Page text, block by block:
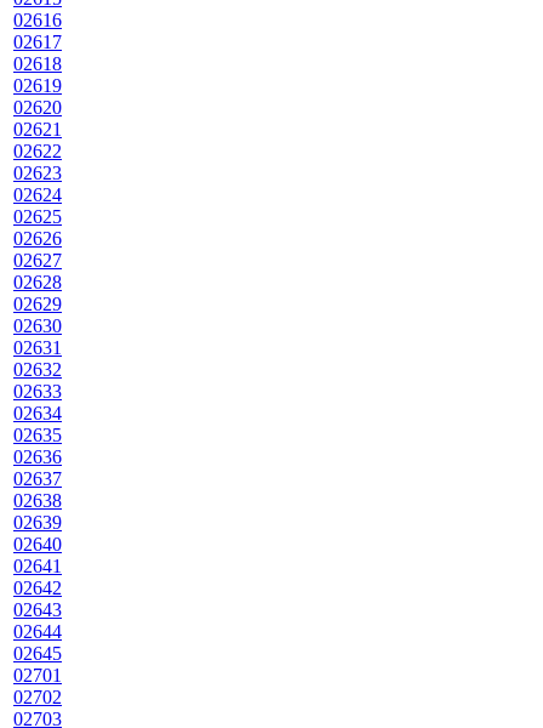
02616
02617
02618
02619
02620
02621
02622
02623
02624
02625
02626
02627
02628
02629
02630
02631
02632
02633
02634
02635
02636
02637
02638
02639
02640
02641
02642
02643
02644
02645
02701
02702
02703